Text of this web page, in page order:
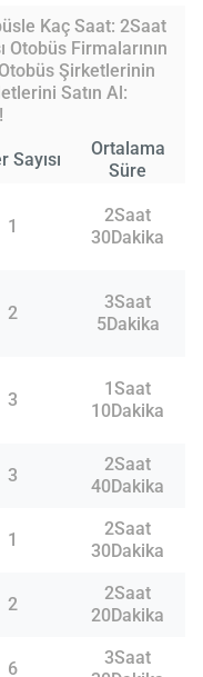
Kaç Saat: 2Saat
Firmalarının
Şirketlerinin
Satın Al:
!
Sayısı
Ortalama
Süre
1
2Saat
30Dakika
2
3Saat
5Dakika
3
1Saat
10Dakika
3
2Saat
40Dakika
1
2Saat
30Dakika
2
2Saat
20Dakika
6
3Saat